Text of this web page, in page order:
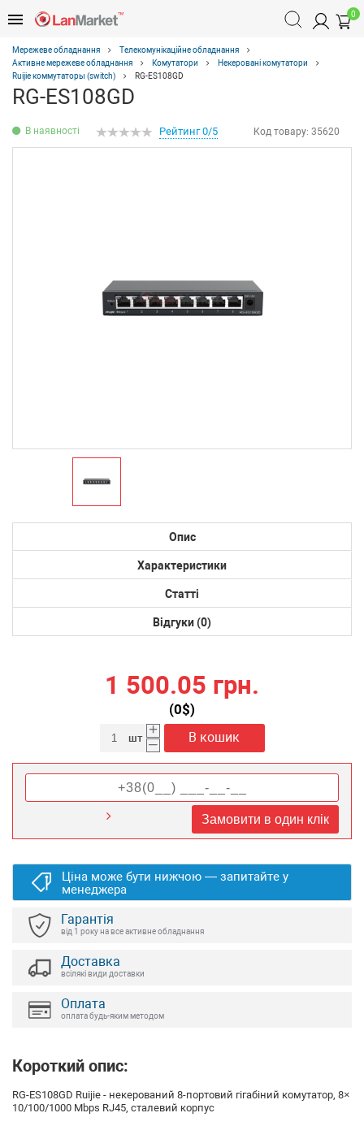
0
Мережеве обладнання
Телекомунікаційне обладнання
Активне мережеве обладнання
Комутатори
Некеровані комутатори
Ruijie коммутаторы (switch)
RG-ES108GD
RG-ES108GD
В наявності Код товару: 35620
Рейтинг 0/5
Опис
Характеристики
Статті
Відгуки (0)
1 500.05 грн.
(0$)
+
–
В кошик
шт
Замовити в один клік
Ціна може бути нижчою — запитайте у
менеджера
Гарантія
від 1 року на все активне обладнання
Доставка
всілякі види доставки
Оплата
оплата будь-яким методом
Короткий опис:
RG-ES108GD Ruijie - некерований 8-портовий гігабіний комутатор, 8×
10/100/1000 Mbps RJ45, сталевий корпус